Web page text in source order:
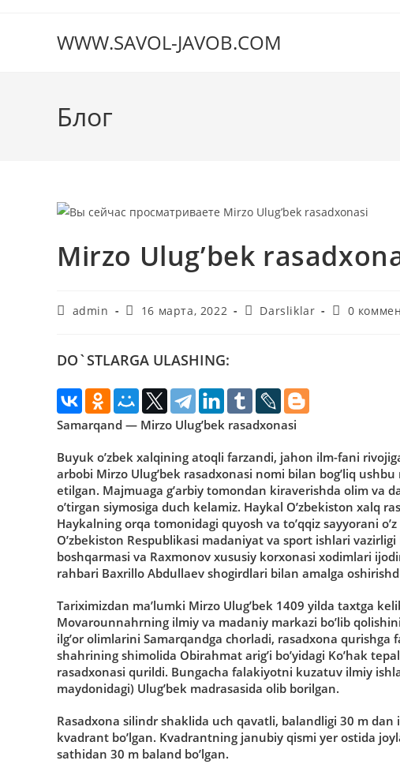
содержимомуWWW.SAVOL-JAVOB.COM
Блог
Mirzo Ulug’bek
Авторadmin
Запись
16 марта, 2022
Рубрика
Darsliklar 0
DO`STLARGA ULASHING:
Samarqand — Mirzo Ulug’bek rasadxonasi
Buyuk o’zbek xalqining atoqli farzandi, jahon ilm-fani
arbobi Mirzo Ulug’bek rasadxonasi nomi bilan bog’liq
etilgan. Majmuaga g’arbiy tomondan kiraverishda olim va
o’tirgan siymosiga duch kelamiz. Haykal O’zbekiston xalq
Haykalning orqa tomonidagi quyosh va to’qqiz sayyorani
O’zbekiston Respublikasi madaniyat va sport ishlari
boshqarmasi va Raxmonov xususiy korxonasi xodimlari
rahbari Baxrillo Abdullaev shogirdlari bilan amalga
Tariximizdan ma’lumki Mirzo Ulug’bek 1409 yilda taxtga
Movarounnahrning ilmiy va madaniy markazi bo’lib
ilg’or olimlarini Samarqandga chorladi, rasadxona
shahrining shimolida Obirahmat arig’i bo’yidagi Ko’hak
rasadxonasi qurildi. Bungacha falakiyotni kuzatuv ilmiy
maydonidagi) Ulug’bek madrasasida olib borilgan.
Rasadxona silindr shaklida uch qavatli, balandligi 30 m
kvadrant bo’lgan. Kvadrantning janubiy qismi yer ostida
sathidan 30 m baland bo’lgan.